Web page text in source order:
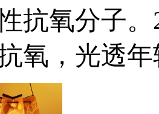
抗氧分子
氧，光透年